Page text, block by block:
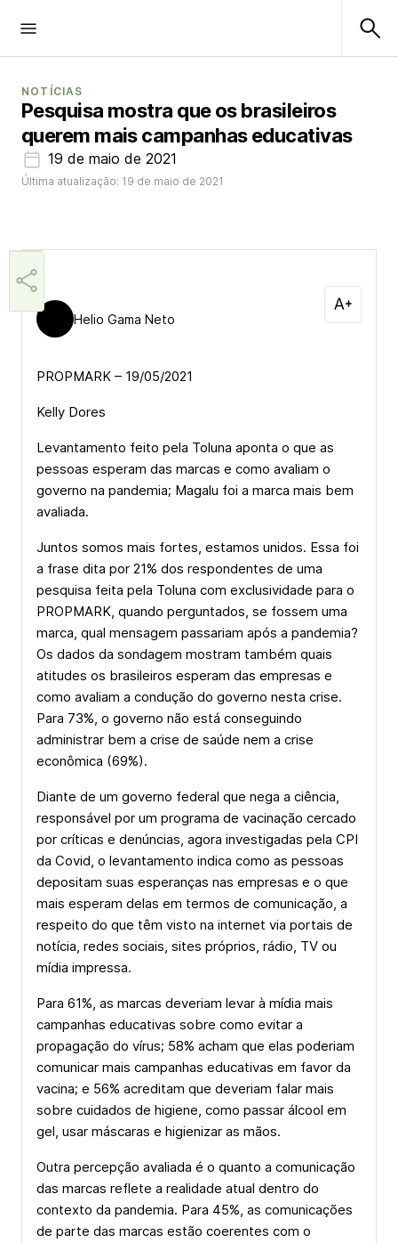
NOTÍCIAS
Pesquisa mostra que os brasileiros
querem mais campanhas educativas
19 de maio de 2021
Última atualização: 19 de maio de 2021
Helio Gama Neto
PROPMARK – 19/05/2021
Kelly Dores
Levantamento feito pela Toluna aponta o que as
pessoas esperam das marcas e como avaliam o
governo na pandemia; Magalu foi a marca mais bem
avaliada.
Juntos somos mais fortes, estamos unidos. Essa foi
a frase dita por 21% dos respondentes de uma
pesquisa feita pela Toluna com exclusividade para o
PROPMARK, quando perguntados, se fossem uma
marca, qual mensagem passariam após a pandemia?
Os dados da sondagem mostram também quais
atitudes os brasileiros esperam das empresas e
como avaliam a condução do governo nesta crise.
Para 73%, o governo não está conseguindo
administrar bem a crise de saúde nem a crise
econômica (69%).
Diante de um governo federal que nega a ciência,
responsável por um programa de vacinação cercado
por críticas e denúncias, agora investigadas pela CPI
da Covid, o levantamento indica como as pessoas
depositam suas esperanças nas empresas e o que
mais esperam delas em termos de comunicação, a
respeito do que têm visto na internet via portais de
notícia, redes sociais, sites próprios, rádio, TV ou
mídia impressa.
Para 61%, as marcas deveriam levar à mídia mais
campanhas educativas sobre como evitar a
propagação do vírus; 58% acham que elas poderiam
comunicar mais campanhas educativas em favor da
vacina; e 56% acreditam que deveriam falar mais
sobre cuidados de higiene, como passar álcool em
gel, usar máscaras e higienizar as mãos.
Outra percepção avaliada é o quanto a comunicação
das marcas reflete a realidade atual dentro do
contexto da pandemia. Para 45%, as comunicações
de parte das marcas estão coerentes com o